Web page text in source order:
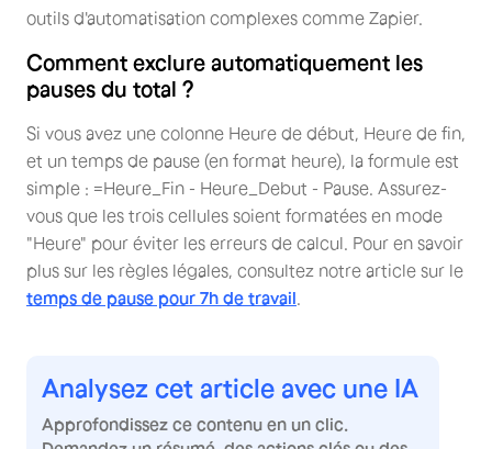
outils d'automatisation complexes comme Zapier.
Comment exclure automatiquement les
pauses du total ?
Si vous avez une colonne Heure de début, Heure de fin,
et un temps de pause (en format heure), la formule est
simple : =Heure_Fin - Heure_Debut - Pause. Assurez-
vous que les trois cellules soient formatées en mode
"Heure" pour éviter les erreurs de calcul. Pour en savoir
plus sur les règles légales, consultez notre article sur le
temps de pause pour 7h de travail
Analysez cet article avec une IA
Approfondissez ce contenu en un clic.